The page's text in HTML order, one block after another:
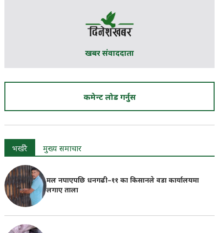
खबर संवाददाता
कमेन्ट लोड गर्नुस
भर्खरै मुख्य समाचार
मल नपाएपछि धनगढी–११ का किसानले वडा कार्यालयमा
लगाए ताला